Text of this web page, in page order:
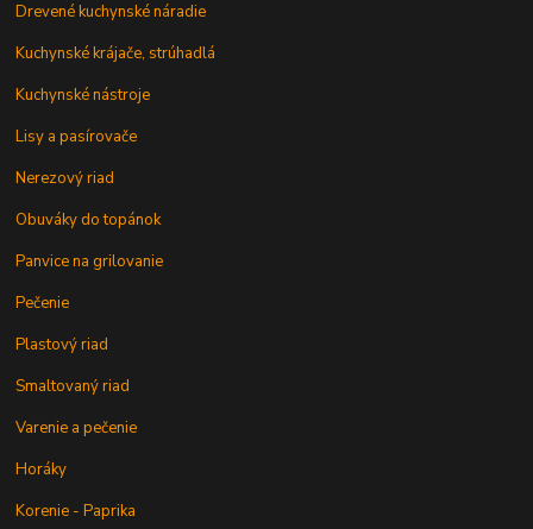
Drevené kuchynské náradie
Kuchynské krájače, strúhadlá
Kuchynské nástroje
Lisy a pasírovače
Nerezový riad
Obuváky do topánok
Panvice na grilovanie
Pečenie
Plastový riad
Smaltovaný riad
Varenie a pečenie
Horáky
Korenie - Paprika